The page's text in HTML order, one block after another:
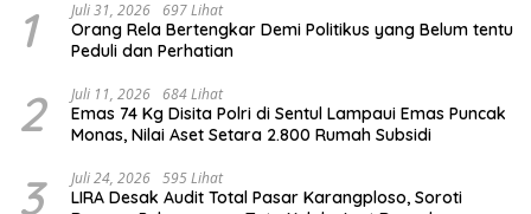
1 Juli 31, 2026 697 Lihat
Orang Rela Bertengkar Demi Politikus yang Belum tentu
Peduli dan Perhatian
2 Juli 11, 2026 684 Lihat
Emas 74 Kg Disita Polri di Sentul Lampaui Emas Puncak
Monas, Nilai Aset Setara 2.800 Rumah Subsidi
3 Juli 24, 2026 595 Lihat
LIRA Desak Audit Total Pasar Karangploso, Soroti